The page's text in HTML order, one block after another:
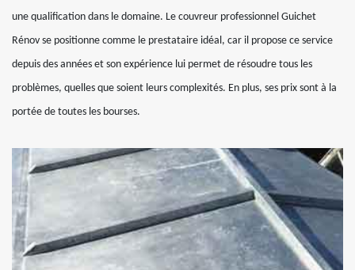
une qualification dans le domaine. Le couvreur professionnel Guichet
Rénov se positionne comme le prestataire idéal, car il propose ce service
depuis des années et son expérience lui permet de résoudre tous les
problèmes, quelles que soient leurs complexités. En plus, ses prix sont à la
portée de toutes les bourses.